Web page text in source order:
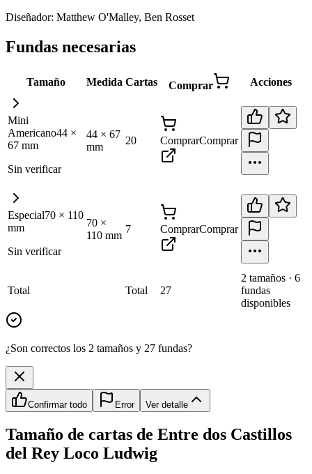
Diseñador: Matthew O'Malley, Ben Rosset
Fundas necesarias
Tamaño Medida Cartas Comprar Acciones
Mini
Americano44 ×
67 mm
Sin verificar
44 × 67
mm
20 ComprarComprar
Especial70 × 110
mm
Sin verificar
70 ×
110 mm
7 ComprarComprar
Total Total 27
2 tamaños · 6
fundas
disponibles
¿Son correctos los 2 tamaños y 27 fundas?
Confirmar todo Error Ver detalle
Tamaño de cartas de Entre dos Castillos
del Rey Loco Ludwig